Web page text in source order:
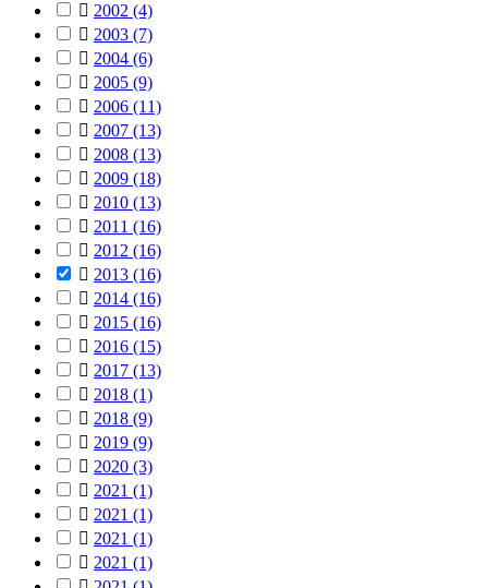
 2002 (4)
 2003 (7)
 2004 (6)
 2005 (9)
 2006 (11)
 2007 (13)
 2008 (13)
 2009 (18)
 2010 (13)
 2011 (16)
 2012 (16)
 2013 (16)
 2014 (16)
 2015 (16)
 2016 (15)
 2017 (13)
 2018 (1)
 2018 (9)
 2019 (9)
 2020 (3)
 2021 (1)
 2021 (1)
 2021 (1)
 2021 (1)